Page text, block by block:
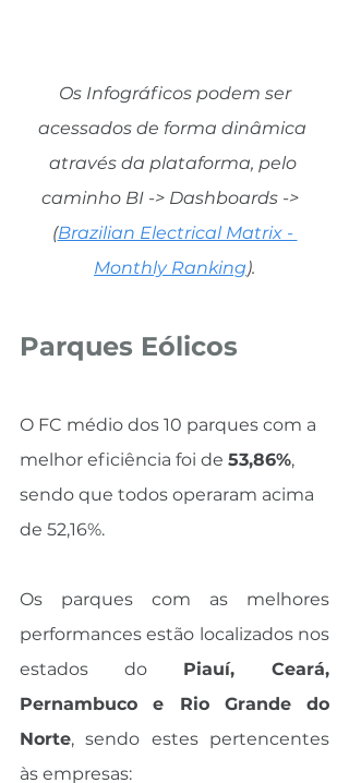
Os Infográficos podem ser
acessados de forma dinâmica
através da plataforma, pelo
caminho BI -> Dashboards ->
(Brazilian Electrical Matrix -
Monthly Ranking).
Parques Eólicos
O FC médio dos 10 parques com a
melhor eficiência foi de 53,86%,
sendo que todos operaram acima
de 52,16%.
Os parques com as melhores
performances estão localizados nos
estados do Piauí, Ceará,
Pernambuco e Rio Grande do
Norte, sendo estes pertencentes
às empresas: